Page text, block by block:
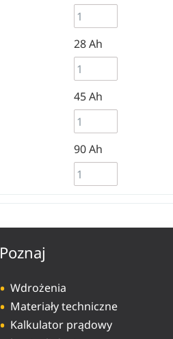
28 Ah
45 Ah
90 Ah
Poznaj
Wdrożenia
Materiały techniczne
Kalkulator prądowy